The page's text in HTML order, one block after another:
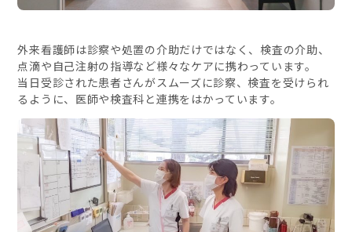
外来看護師は診察や処置の介助だけではなく、検査の介助、
点滴や自己注射の指導など様々なケアに携わっています。
当日受診された患者さんがスムーズに診察、検査を受けられ
るように、医師や検査科と連携をはかっています。